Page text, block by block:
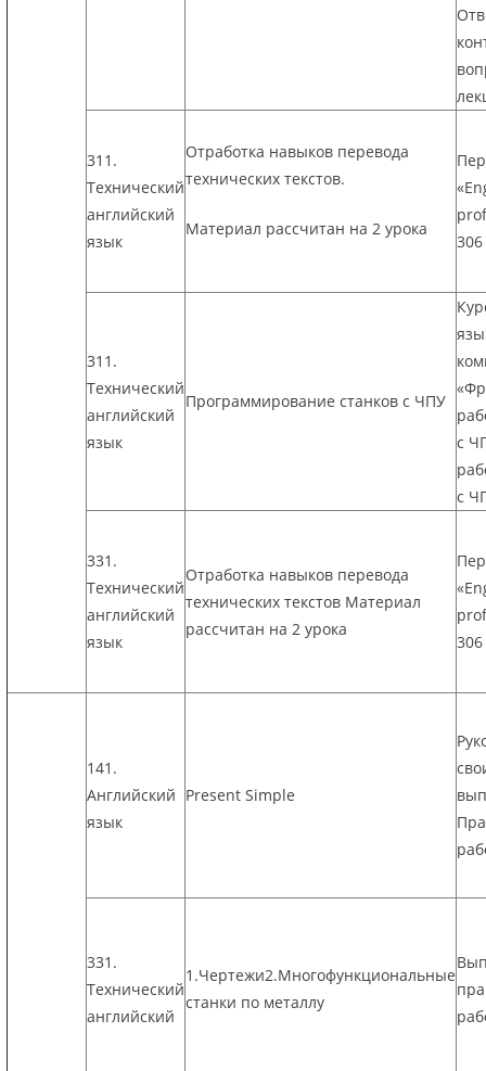
311.
Технический
английский
язык
Отработка навыков перевода
технических текстов.
Материал рассчитан на 2 урока
311.
Технический
английский
язык
Программирование станков с ЧПУ
с
с
331.
Технический
английский
язык
Отработка навыков перевода
технических текстов Материал
рассчитан на 2 урока
141.
Английский
язык
Present Simple
331.
Технический
английский
1.Чертежи2.Многофункциональные
станки по металлу